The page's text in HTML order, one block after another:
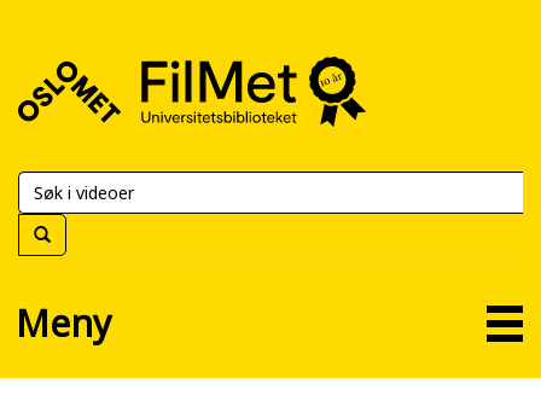
FilMet
Universitetsbiblioteket
Meny